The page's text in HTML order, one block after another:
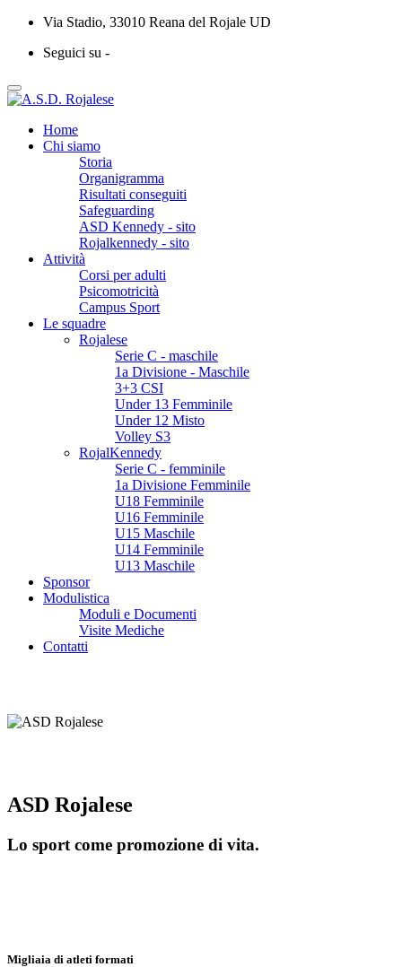
Via Stadio, 33010 Reana del Rojale UD
Seguici su -
Home
Chi siamo
Storia
Organigramma
Risultati conseguiti
Safeguarding
ASD Kennedy - sito
Rojalkennedy - sito
Attività
Corsi per adulti
Psicomotricità
Campus Sport
Le squadre
Rojalese
Serie C - maschile
1a Divisione - Maschile
3+3 CSI
Under 13 Femminile
Under 12 Misto
Volley S3
RojalKennedy
Serie C - femminile
1a Divisione Femminile
U18 Femminile
U16 Femminile
U15 Maschile
U14 Femminile
U13 Maschile
Sponsor
Modulistica
Moduli e Documenti
Visite Mediche
Contatti
ASD Rojalese
Lo sport come promozione di vita.
Migliaia di atleti formati